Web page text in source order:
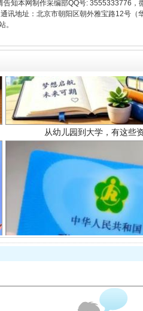
知本网制作采编部QQ号: 3555333776
讯地址：北京市朝阳区朝外雅宝路12号
。
事关残疾人未来5年